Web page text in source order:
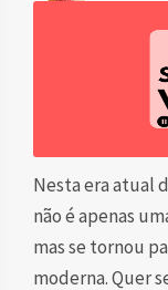
Nesta era atual
não é apenas
mas se tornou
moderna. Quer